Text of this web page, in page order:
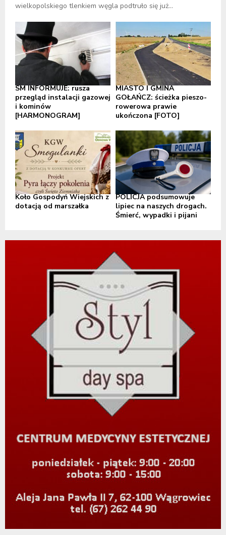
wielkopolskiego tlenkiem węgla podtruło się już...
SM INFORMUJE: rusza
przegląd instalacji gazowej
i kominów
[HARMONOGRAM]
MIASTO I GMINA
GOŁAŃCZ: ścieżka pieszo-
rowerowa prawie
ukończona [FOTO]
Koło Gospodyń Wiejskich z
dotacją od marszałka
POLICJA podsumowuje
lipiec na naszych drogach.
Śmierć, wypadki i pijani